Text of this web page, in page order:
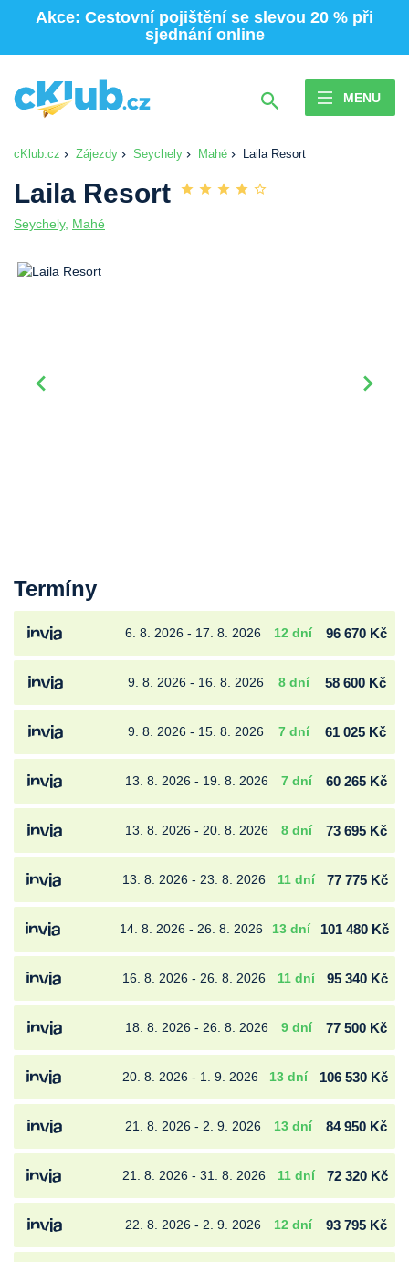
Akce: Cestovní pojištění se slevou 20 % při
sjednání online
MENU
cKlub.cz Zájezdy Seychely Mahé Laila Resort
Laila Resort
Seychely, Mahé
Termíny
6. 8. 2026 - 17. 8. 2026 12 dní 96 670 Kč
9. 8. 2026 - 16. 8. 2026 8 dní 58 600 Kč
9. 8. 2026 - 15. 8. 2026 7 dní 61 025 Kč
13. 8. 2026 - 19. 8. 2026 7 dní 60 265 Kč
13. 8. 2026 - 20. 8. 2026 8 dní 73 695 Kč
13. 8. 2026 - 23. 8. 2026 11 dní 77 775 Kč
14. 8. 2026 - 26. 8. 2026 13 dní 101 480 Kč
16. 8. 2026 - 26. 8. 2026 11 dní 95 340 Kč
18. 8. 2026 - 26. 8. 2026 9 dní 77 500 Kč
20. 8. 2026 - 1. 9. 2026 13 dní 106 530 Kč
21. 8. 2026 - 2. 9. 2026 13 dní 84 950 Kč
21. 8. 2026 - 31. 8. 2026 11 dní 72 320 Kč
22. 8. 2026 - 2. 9. 2026 12 dní 93 795 Kč